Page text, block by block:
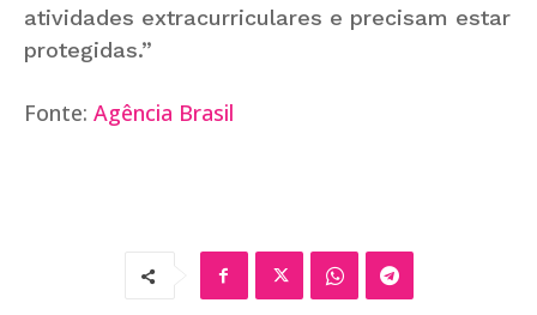
atividades extracurriculares e precisam estar
protegidas.”
Fonte: Agência Brasil